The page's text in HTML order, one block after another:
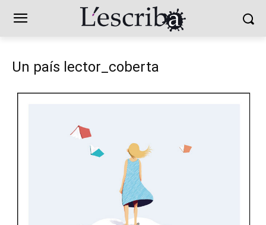
Un país lector_coberta